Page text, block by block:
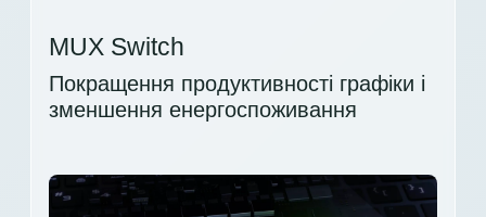
MUX Switch
Покращення продуктивності графіки і
зменшення енергоспоживання